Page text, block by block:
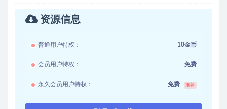
资源信息
普通用户特权： 10金币
会员用户特权： 免费
永久会员用户特权： 免费 推荐